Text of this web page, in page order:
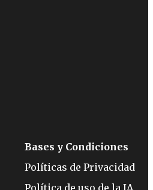
Bases y Condiciones
Políticas de Privacidad
Política de uso de la IA